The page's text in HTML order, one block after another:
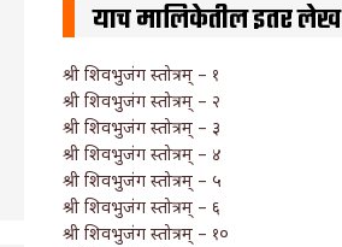
याच मालिकेतील इतर लेख
श्री शिवभुजंग स्तोत्रम् – १
श्री शिवभुजंग स्तोत्रम् – २
श्री शिवभुजंग स्तोत्रम् – ३
श्री शिवभुजंग स्तोत्रम् – ४
श्री शिवभुजंग स्तोत्रम् – ५
श्री शिवभुजंग स्तोत्रम् – ६
श्री शिवभुजंग स्तोत्रम् – १०